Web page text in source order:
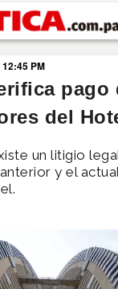
principal
PM
pago
del
un litigio
y el